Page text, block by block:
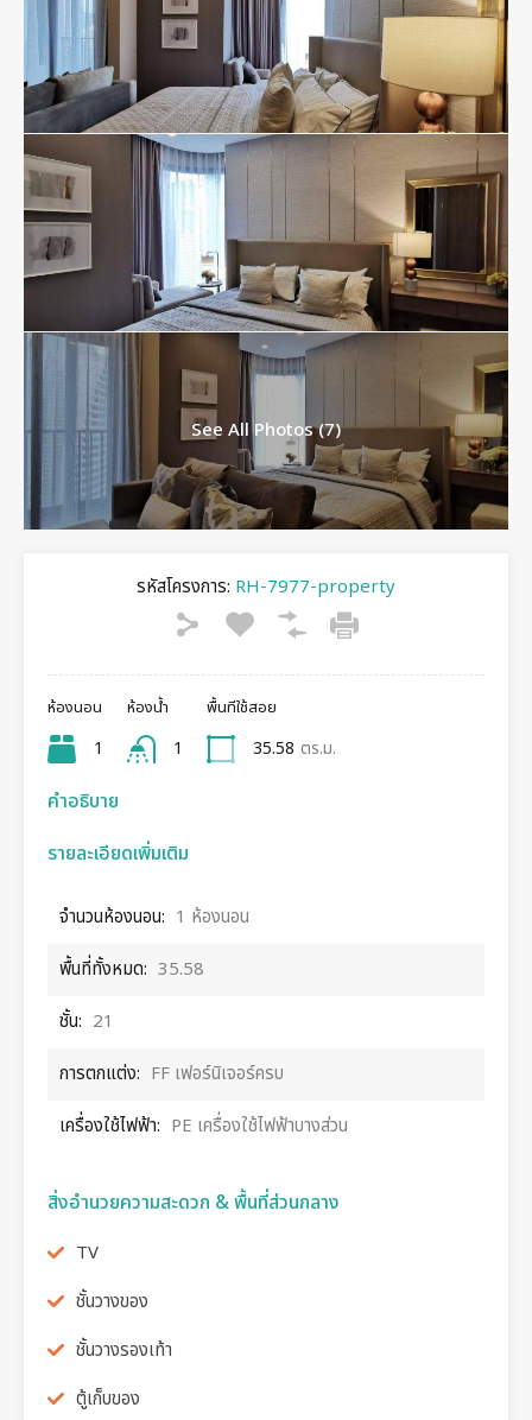
See All Photos (7)
รหัสโครงการ: RH-7977-property
ห้องนอน
1
ห้องน้ำ
1
พื้นทีใช้สอย
35.58 ตร.ม.
คำอธิบาย
รายละเอียดเพิ่มเติม
จำนวนห้องนอน: 1 ห้องนอน
พื้นที่ทั้งหมด: 35.58
ชั้น: 21
การตกแต่ง: FF เฟอร์นิเจอร์ครบ
เครื่องใช้ไฟฟ้า: PE เครื่องใช้ไฟฟ้าบางส่วน
สิ่งอำนวยความสะดวก & พื้นที่ส่วนกลาง
TV
ชั้นวางของ
ชั้นวางรองเท้า
ตู้เก็บของ